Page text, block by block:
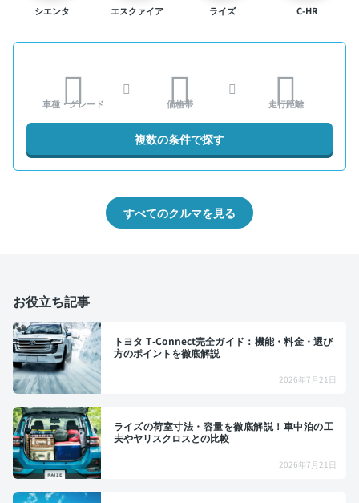
シエンタ エスクァイア ライズ C-HR
車種・グレード 価格帯 走行距離
複数の条件で探す
すべてのクルマを見る
お役立ち記事
トヨタ T-Connect完全ガイド：機能・料金・選び
方のポイントを徹底解説
2026年7月21日
ライズの荷室寸法・容量を徹底解説！車中泊の工
夫やヤリスクロスとの比較
2026年7月21日